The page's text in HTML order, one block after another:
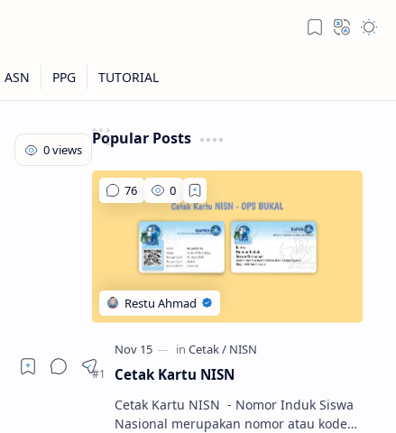
Popular Posts
Cetak Kartu NISN
Cetak Kartu NISN - Nomor Induk Siswa
Nasional merupakan nomor atau kode